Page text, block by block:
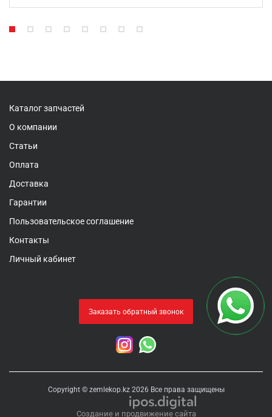
Каталог запчастей
О компании
Статьи
Оплата
Доставка
Гарантии
Пользовательское соглашение
Контакты
Личный кабинет
Заказать обратный звонок
Copyright © zemlekop.kz 2026 Все права защищены
Создание и продвижение сайта